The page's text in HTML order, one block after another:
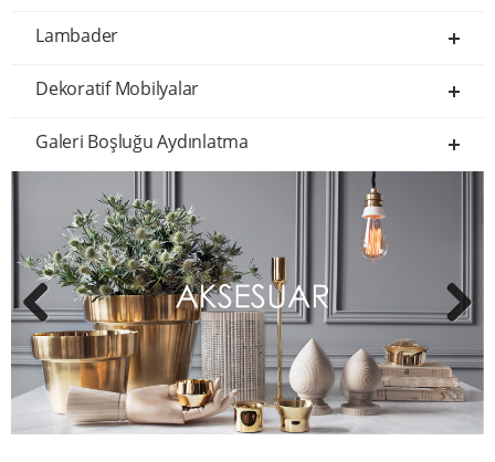
Lambader
Dekoratif Mobilyalar
Galeri Boşluğu Aydınlatma
Previous